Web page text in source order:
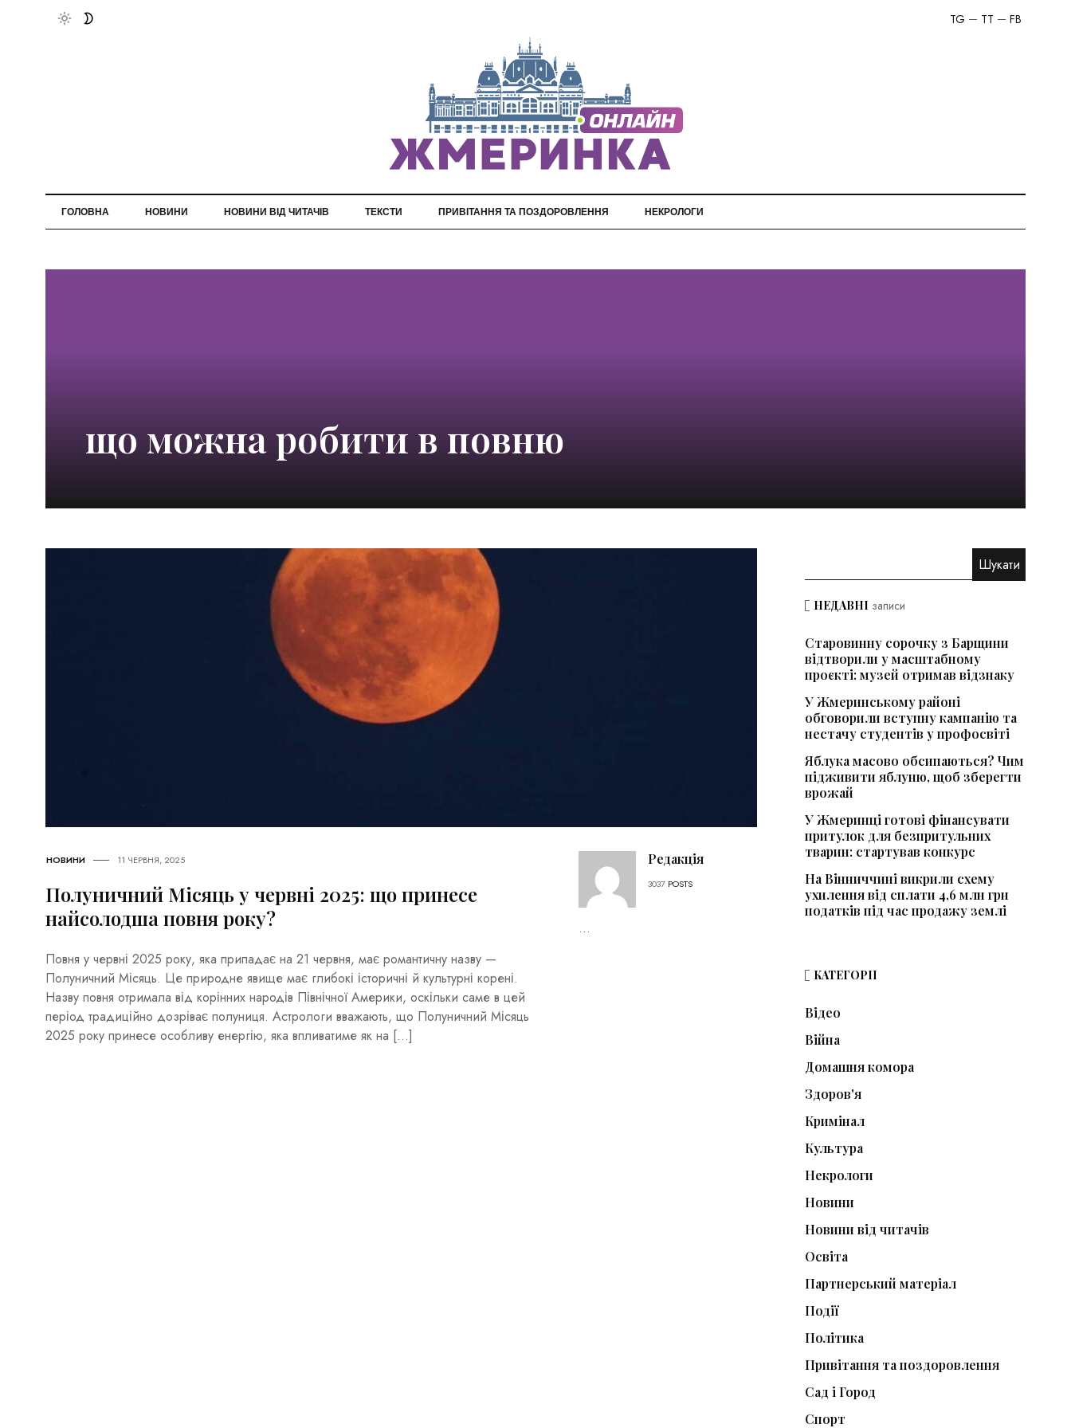
FB
TT
TG
ГОЛОВНА НОВИНИ НОВИНИ ВІД ЧИТАЧІВ ТЕКСТИ ПРИВІТАННЯ ТА ПОЗДОРОВЛЕННЯ НЕКРОЛОГИ
що можна робити в повню
НОВИНИ 11 ЧЕРВНЯ, 2025
Полуничний Місяць у червні 2025: що принесе
найсолодша повня року?
Повня у червні 2025 року, яка припадає на 21 червня, має романтичну назву —
Полуничний Місяць. Це природне явище має глибокі історичні й культурні корені.
Назву повня отримала від корінних народів Північної Америки, оскільки саме в цей
період традиційно дозріває полуниця. Астрологи вважають, що Полуничний Місяць
2025 року принесе особливу енергію, яка впливатиме як на […]
Редакція
3037 POSTS
...
НЕДАВНІ записи
Старовинну сорочку з Барщини
відтворили у масштабному
проєкті: музей отримав відзнаку
У Жмеринському районі
обговорили вступну кампанію та
нестачу студентів у профосвіті
Яблука масово обсипаються? Чим
підживити яблуню, щоб зберегти
врожай
У Жмеринці готові фінансувати
притулок для безпритульних
тварин: стартував конкурс
На Вінниччині викрили схему
ухилення від сплати 4,6 млн грн
податків під час продажу землі
КАТЕГОРІЇ
Відео
Війна
Домашня комора
Здоров'я
Кримінал
Культура
Некрологи
Новини
Новини від читачів
Освіта
Партнерський матеріал
Події
Політика
Привітання та поздоровлення
Сад і Город
Спорт